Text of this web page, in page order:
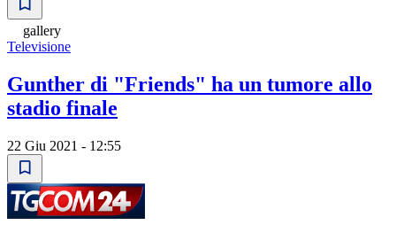
gallery
Televisione
Gunther di "Friends" ha un tumore allo
stadio finale
22 Giu 2021 - 12:55